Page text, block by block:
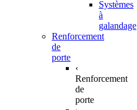
Systèmes
à
galandage
Renforcement
de
porte
‹
Renforcement
de
porte